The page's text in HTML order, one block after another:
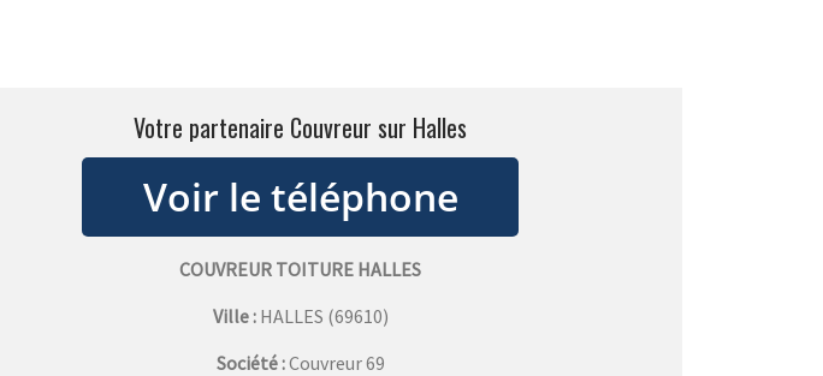
Votre partenaire Couvreur sur Halles
COUVREUR TOITURE HALLES
Ville : HALLES (69610)
Société :Couvreur 69